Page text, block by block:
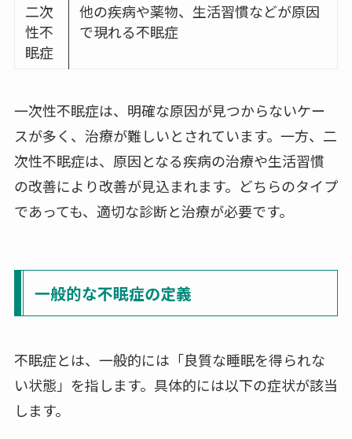
二次
性不
眠症
他の疾病や薬物、生活習慣などが原因
で現れる不眠症
一次性不眠症は、明確な原因が見つからないケー
スが多く、治療が難しいとされています。一方、二
次性不眠症は、原因となる疾病の治療や生活習慣
の改善により改善が見込まれます。どちらのタイプ
であっても、適切な診断と治療が必要です。
一般的な不眠症の定義
不眠症とは、一般的には「良質な睡眠を得られな
い状態」を指します。具体的には以下の症状が該当
します。